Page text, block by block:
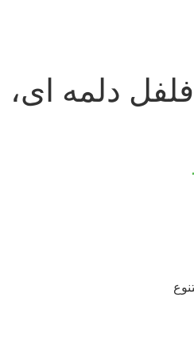
دلمه ای،